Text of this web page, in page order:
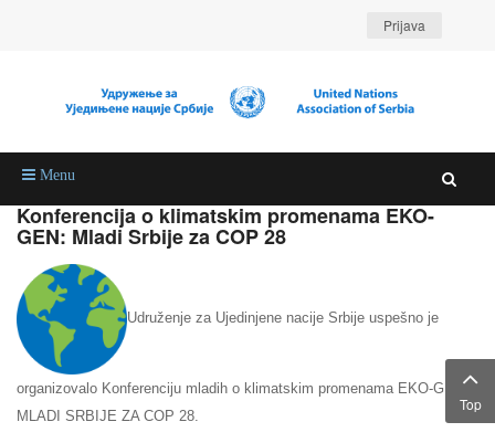
Prijava
Menu
Konferencija o klimatskim promenama EKO-
GEN: Mladi Srbije za COP 28
Udruženje za Ujedinjene nacije Srbije uspešno je
organizovalo Konferenciju mladih o klimatskim promenama EKO-GEN:
MLADI SRBIJE ZA COP 28.
Top